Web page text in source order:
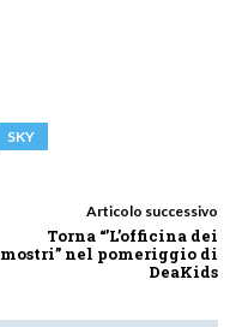
SKY
Articolo successivo
Torna “’L’officina dei
mostri” nel pomeriggio di
DeaKids